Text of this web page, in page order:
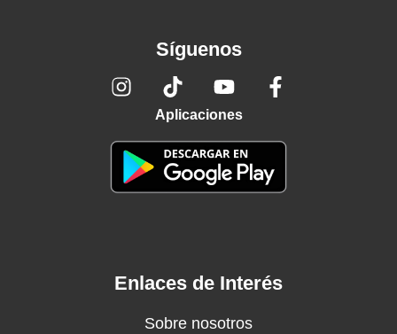
Síguenos
Aplicaciones
Enlaces de Interés
Sobre nosotros